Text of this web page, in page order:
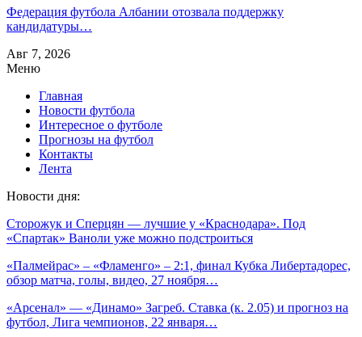
Федерация футбола Албании отозвала поддержку
кандидатуры…
Авг 7, 2026
Меню
Главная
Новости футбола
Интересное о футболе
Прогнозы на футбол
Контакты
Лента
Новости дня:
Сторожук и Сперцян — лучшие у «Краснодара». Под
«Спартак» Ваноли уже можно подстроиться
«Палмейрас» – «Фламенго» – 2:1, финал Кубка Либертадорес,
обзор матча, голы, видео, 27 ноября…
«Арсенал» — «Динамо» Загреб. Ставка (к. 2.05) и прогноз на
футбол, Лига чемпионов, 22 января…